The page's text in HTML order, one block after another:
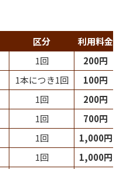
区分
利用料金
1回
200円
1本につき1回
100円
1回
200円
1回
700円
1回
1,000円
1回 1,000円